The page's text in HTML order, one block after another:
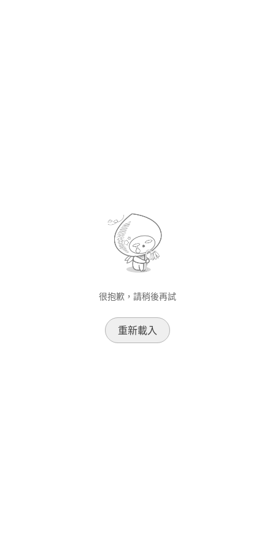
很抱歉，請稍後再試
重新載入